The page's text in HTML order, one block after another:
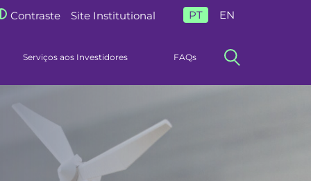
Contraste Site Institutional PT EN
Serviços aos Investidores FAQs